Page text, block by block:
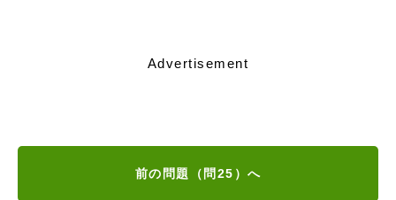
Advertisement
前の問題（問25）へ